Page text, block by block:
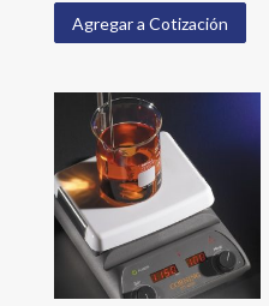
Agregar a Cotización